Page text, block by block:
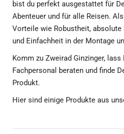
bist du perfekt ausgestattet für
Abenteuer und für alle Reisen.
Vorteile wie Robustheit, absolute
und Einfachheit in der Montage
Komm zu Zweirad Ginzinger,
Fachpersonal beraten und finde
Produkt.
Hier sind einige Produkte aus